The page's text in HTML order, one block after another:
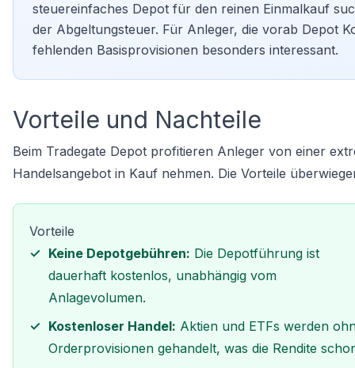
steuereinfaches Depot für den reinen Einmalkauf
der Abgeltungsteuer. Für Anleger, die vorab Depot
fehlenden Basisprovisionen besonders interessant.
Vorteile und Nachteile
Beim Tradegate Depot profitieren Anleger von einer
Handelsangebot in Kauf nehmen. Die Vorteile
Vorteile
Keine Depotgebühren: Die Depotführung ist
dauerhaft kostenlos, unabhängig vom
Anlagevolumen.
Kostenloser Handel: Aktien und ETFs werden
Orderprovisionen gehandelt, was die Rendite